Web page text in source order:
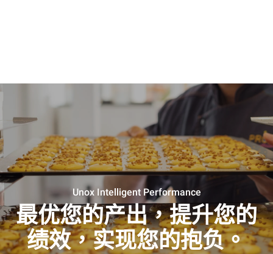
Unox Intelligent Performance
最优您的产出，提升您的
绩效，实现您的抱负。